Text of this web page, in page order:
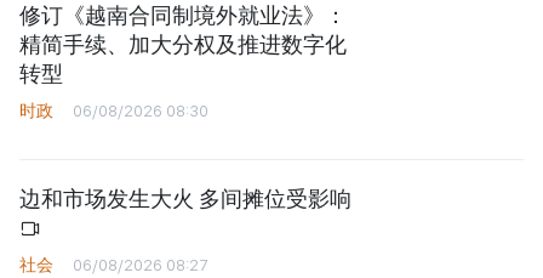
修订《越南合同制境外就业法》：
精简手续、加大分权及推进数字化
转型
时政 06/08/2026 08:30
边和市场发生大火 多间摊位受影响
社会 06/08/2026 08:27